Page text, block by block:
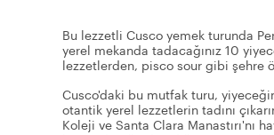
Bu lezzetli Cusco yemek turunda
yerel mekanda tadacağınız 10
lezzetlerden, pisco sour gibi şehre
Cusco'daki bu mutfak turu,
otantik yerel lezzetlerin tadını
Koleji ve Santa Clara Manastırı'nı